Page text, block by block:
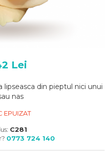
Lei
lipseasca din pieptul nici unui
nas
EPUIZAT
C281
0773 724 140